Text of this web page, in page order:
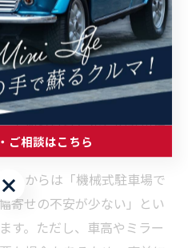
約3,050mm、全幅約
市部の機械式駐車場の標準
1,850mm以内）にも余裕
駐車場のサイズ制限が気に
であればほとんどの駐車場
ーからは「機械式駐車場で
寄せの不安が少ない」とい
す。ただし、車高やミラー
ご相談はこちら
ご相談はこちら